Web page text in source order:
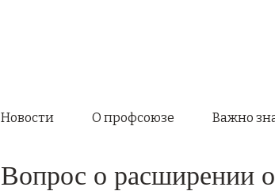
Новости О профсоюзе Важно
Вопрос о расширении